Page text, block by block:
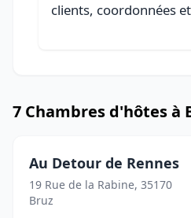
clients, coordonnées
7 Chambres d'hôtes à
Au Detour de Rennes
19 Rue de la Rabine, 35170
Bruz